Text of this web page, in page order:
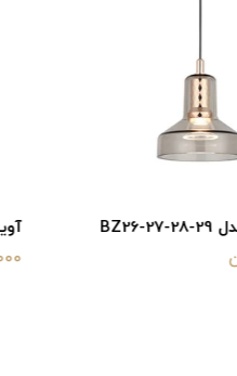
آویز شیشه ای کد GL019